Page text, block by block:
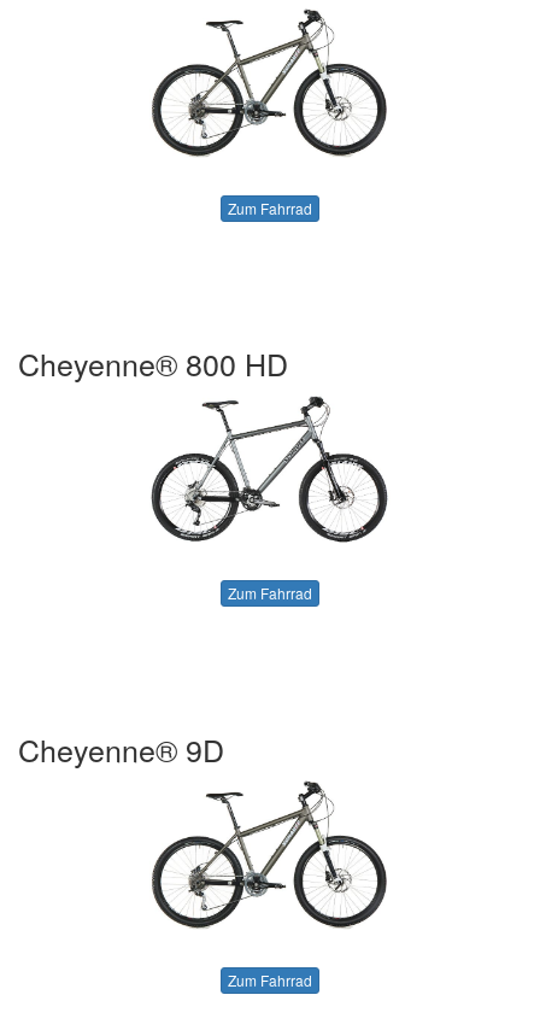
Zum Fahrrad
Cheyenne® 800 HD
Zum Fahrrad
Cheyenne® 9D
Zum Fahrrad